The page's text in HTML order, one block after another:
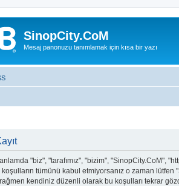
SinopCity.CoM
Mesaj panonuzu tanımlamak için kısa bir yazı
"biz", "tarafımız", "bizim", "SinopCity.CoM",
koşulların tümünü kabul etmiyorsanız o zaman
kendiniz düzenli olarak bu koşulları tekrar